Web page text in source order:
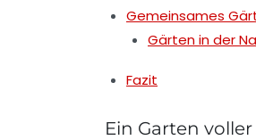
Gemeinsames
Gärten in der
Fazit
Ein Garten